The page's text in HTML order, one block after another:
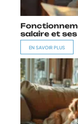
salaire et
EN SAVOIR PLUS